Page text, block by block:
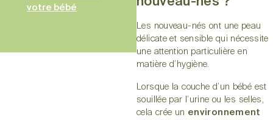
votre bébé
Les nouveau-nés ont une peau
délicate et sensible qui nécessite
une attention particulière en
matière d’hygiène.
Lorsque la couche d’un bébé est
souillée par l’urine ou les selles,
cela crée un environnement